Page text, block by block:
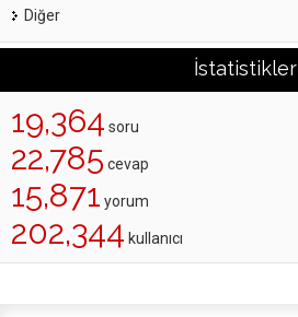
Diğer
İstatistikler
19,364 soru
22,785 cevap
15,871 yorum
202,344 kullanıcı